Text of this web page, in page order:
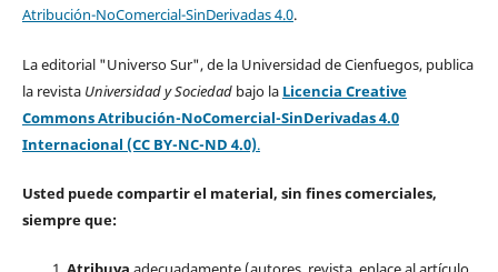
Atribución-NoComercial-SinDerivadas 4.0.
La editorial "Universo Sur", de la Universidad de Cienfuegos, publica
la revista Universidad y Sociedad bajo la Licencia Creative
Commons Atribución-NoComercial-SinDerivadas 4.0
Internacional (CC BY-NC-ND 4.0).
Usted puede compartir el material, sin fines comerciales,
siempre que: